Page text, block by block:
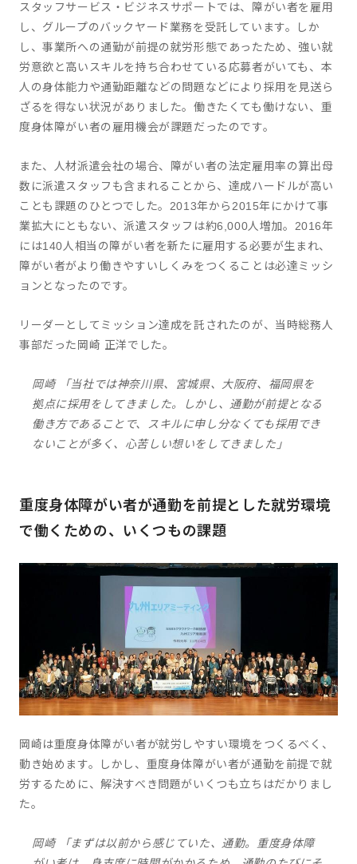
スタッフサービス・ビジネスサポートでは、障がい者を雇用
し、グループのバックヤード業務を受託しています。しか
し、事業所への通勤が前提の就労形態であったため、強い就
労意欲と高いスキルを持ち合わせている応募者がいても、本
人の身体能力や通勤距離などの問題などにより採用を見送ら
ざるを得ない状況がありました。働きたくても働けない、重
度身体障がい者の雇用機会が課題だったのです。
また、人材派遣会社の場合、障がい者の法定雇用率の算出母
数に派遣スタッフも含まれることから、達成ハードルが高い
ことも課題のひとつでした。2013年から2015年にかけて事
業拡大にともない、派遣スタッフは約6,000人増加。2016年
には140人相当の障がい者を新たに雇用する必要が生まれ、
障がい者がより働きやすいしくみをつくることは必達ミッシ
ョンとなったのです。
リーダーとしてミッション達成を託されたのが、当時総務人
事部だった岡崎 正洋でした。
岡崎 「当社では神奈川県、宮城県、大阪府、福岡県を
拠点に採用をしてきました。しかし、通勤が前提となる
働き方であることで、スキルに申し分なくても採用でき
ないことが多く、心苦しい想いをしてきました」
重度身体障がい者が通勤を前提とした就労環境
で働くための、いくつもの課題
岡崎は重度身体障がい者が就労しやすい環境をつくるべく、
動き始めます。しかし、重度身体障がい者が通勤を前提で就
労するために、解決すべき問題がいくつも立ちはだかりまし
た。
岡崎 「まずは以前から感じていた、通勤。重度身体障